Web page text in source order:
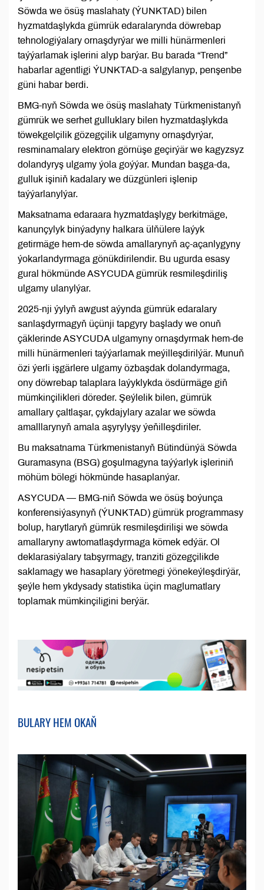
Söwda we ösüş maslahaty (ÝUNKTAD) bilen
hyzmatdaşlykda gümrük edaralarynda döwrebap
tehnologiýalary ornaşdyrýar we milli hünärmenleri
taýýarlamak işlerini alyp barýar. Bu barada “Trend”
habarlar agentligi ÝUNKTAD-a salgylanyp, penşenbe
güni habar berdi.
BMG-nyň Söwda we ösüş maslahaty Türkmenistanyň
gümrük we serhet gulluklary bilen hyzmatdaşlykda
töwekgelçilik gözegçilik ulgamyny ornaşdyrýar,
resminamalary elektron görnüşe geçirýär we kagyzsyz
dolandyryş ulgamy ýola goýýar. Mundan başga-da,
gulluk işiniň kadalary we düzgünleri işlenip
taýýarlanylýar.
Maksatnama edaraara hyzmatdaşlygy berkitmäge,
kanunçylyk binýadyny halkara ülňülere laýyk
getirmäge hem-de söwda amallarynyň aç-açanlygyny
ýokarlandyrmaga gönükdirilendir. Bu ugurda esasy
gural hökmünde ASYCUDA gümrük resmileşdiriliş
ulgamy ulanylýar.
2025-nji ýylyň awgust aýynda gümrük edaralary
sanlaşdyrmagyň üçünji tapgyry başlady we onuň
çäklerinde ASYCUDA ulgamyny ornaşdyrmak hem-de
milli hünärmenleri taýýarlamak meýilleşdirilýär. Munuň
özi ýerli işgärlere ulgamy özbaşdak dolandyrmaga,
ony döwrebap talaplara laýyklykda ösdürmäge giň
mümkinçilikleri döreder. Şeýlelik bilen, gümrük
amallary çaltlaşar, çykdajylary azalar we söwda
amalllarynyň amala aşyrylyşy ýeňilleşdiriler.
Bu maksatnama Türkmenistanyň Bütindünýä Söwda
Guramasyna (BSG) goşulmagyna taýýarlyk işleriniň
möhüm bölegi hökmünde hasaplanýar.
ASYCUDA — BMG-niň Söwda we ösüş boýunça
konferensiýasynyň (ÝUNKTAD) gümrük programmasy
bolup, harytlaryň gümrük resmileşdirilişi we söwda
amallaryny awtomatlaşdyrmaga kömek edýär. Ol
deklarasiýalary tabşyrmagy, tranziti gözegçilikde
saklamagy we hasaplary ýöretmegi ýönekeýleşdirýär,
şeýle hem ykdysady statistika üçin maglumatlary
toplamak mümkinçiligini berýär.
BULARY HEM OKAŇ